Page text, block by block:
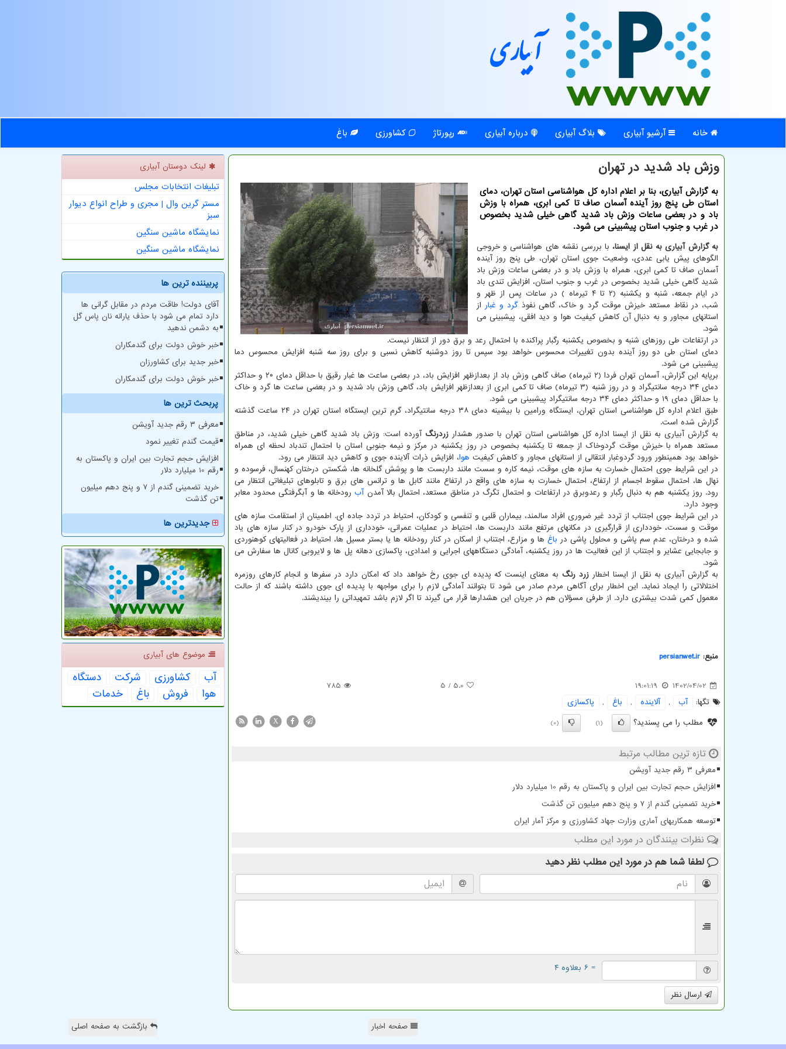
آبیاری
خانه آرشیو آبیاری بلاگ آبیاری درباره آبیاری رپورتاژ کشاورزی باغ
وزش باد شدید در تهران
به گزارش آبیاری، بنا بر اعلام اداره کل هواشناسی استان تهران، دمای
استان طی پنج روز آینده آسمان صاف تا کمی ابری، همراه با وزش
باد و در بعضی ساعات وزش باد شدید گاهی خیلی شدید بخصوص
در غرب و جنوب استان پیشبینی می شود.
به گزارش آبیاری به نقل از ایسنا، با بررسی نقشه های هواشناسی و خروجی
الگوهای پیش یابی عددی، وضعیت جوی استان تهران، طی پنج روز آینده
آسمان صاف تا کمی ابری، همراه با وزش باد و در بعضی ساعات وزش باد
شدید گاهی خیلی شدید بخصوص در غرب و جنوب استان، افزایش تندی باد
در ایام جمعه، شنبه و یکشنبه (۲ تا ۴ تیرماه ) در ساعات پس از ظهر و
شب، در نقاط مستعد خیزش موقت گرد و خاک، گاهی نفوذگرد و غبار از
استانهای مجاور و به دنبال آن کاهش کیفیت هوا و دید افقی، پیشبینی می
شود.
در ارتفاعات طی روزهای شنبه و بخصوص یکشنبه رگبار پراکنده با احتمال رعد و برق دور از انتظار نیست.
دمای استان طی دو روز آینده بدون تغییرات محسوس خواهد بود سپس تا روز دوشنبه کاهش نسبی و برای روز سه شنبه افزایش محسوس دما
پیشبینی می شود.
برپایه این گزارش، آسمان تهران فردا (۲ تیرماه) صاف گاهی وزش باد از بعدازظهر افزایش باد، در بعضی ساعت ها غبار رقیق با حداقل دمای ۲۰ و حداکثر
دمای ۳۴ درجه سانتیگراد و در روز شنبه (۳ تیرماه) صاف تا کمی ابری از بعدازظهر افزایش باد، گاهی وزش باد شدید و در بعضی ساعت ها گرد و خاک
با حداقل دمای ۱۹ و حداکثر دمای ۳۴ درجه سانتیگراد پیشبینی می شود.
طبق اعلام اداره کل هواشناسی استان تهران، ایستگاه ورامین با بیشینه دمای ۳۸ درجه سانتیگراد، گرم ترین ایستگاه استان تهران در ۲۴ ساعت گذشته
گزارش شده است.
به گزارش آبیاری به نقل از ایسنا اداره کل هواشناسی استان تهران با صدور هشدار زردرنگ آورده است: وزش باد شدید گاهی خیلی شدید، در مناطق
مستعد همراه با خیزش موقت گردوخاک از جمعه تا یکشنبه بخصوص در روز یکشنبه در مرکز و نیمه جنوبی استان با احتمال تندباد لحظه ای همراه
خواهد بود همینطور ورود گردوغبار انتقالی از استانهای مجاور و کاهش کیفیت هوا، افزایش ذرات آلاینده جوی و کاهش دید انتظار می رود.
در این شرایط جوی احتمال خسارت به سازه های موقت، نیمه کاره و سست مانند داربست ها و پوشش گلخانه ها، شکستن درختان کهنسال، فرسوده و
نهال ها، احتمال سقوط اجسام از ارتفاع، احتمال خسارت به سازه های واقع در ارتفاع مانند کابل ها و ترانس های برق و تابلوهای تبلیغاتی انتظار می
رود. روز یکشنبه هم به دنبال رگبار و رعدوبرق در ارتفاعات و احتمال تگرگ در مناطق مستعد، احتمال بالا آمدنآب رودخانه ها و آبگرفتگی محدود معابر
وجود دارد.
در این شرایط جوی اجتناب از تردد غیر ضروری افراد سالمند، بیماران قلبی و تنفسی و کودکان، احتیاط در تردد جاده ای. اطمینان از استقامت سازه های
موقت و سست، خودداری از قرارگیری در مکانهای مرتفع مانند داربست ها، احتیاط در عملیات عمرانی، خودداری از پارک خودرو در کنار سازه های یاد
شده و درختان، عدم سم پاشی و محلول پاشی در باغ ها و مزارع، اجتناب از اسکان در کنار رودخانه ها یا بستر مسیل ها، احتیاط در فعالیتهای کوهنوردی
و جابجایی عشایر و اجتناب از این فعالیت ها در روز یکشنبه، آمادگی دستگاههای اجرایی و امدادی، پاکسازی دهانه پل ها و لایروبی کانال ها سفارش می
شود.
به گزارش آبیاری به نقل از ایسنا اخطار زرد رنگبه معنای اینست که پدیده ای جوی رخ خواهد داد که امکان دارد در سفرها و انجام کارهای روزمره
اختلالاتی را ایجاد نماید. این اخطار برای آگاهی مردم صادر می شود تا بتوانند آمادگی لازم را برای مواجهه با پدیده ای جوی داشته باشند که از حالت
معمول کمی شدت بیشتری دارد. از طرفی مسؤلان هم در جریان این هشدارها قرار می گیرند تا اگر لازم باشد تمهیداتی را بیندیشند.
منبع: persianwet.ir
1402/04/02
19:01:19
5.0
/ 5
785
تگها:
آب , آلاینده , باغ ,
پاكسازی
مطلب را می پسندید؟
(1)
(0)
X
تازه ترین مطالب مرتبط
معرفی ۳ رقم جدید آویشن
افزایش حجم تجارت بین ایران و پاکستان به رقم 10 میلیارد دلار
خرید تضمینی گندم از ۷ و پنج دهم میلیون تن گذشت
توسعه همکاریهای آماری وزارت جهاد کشاورزی و مرکز آمار ایران
نظرات بینندگان در مورد این مطلب
لطفا شما هم در مورد این مطلب نظر دهید
= ۶ بعلاوه ۴
ارسال نظر
لینک دوستان آبیاری
تبلیغات انتخابات مجلس
مستر گرین وال | مجری و طراح انواع دیوار
سبز
نمایشگاه ماشین سنگین
نمایشگاه ماشین سنگین
پربیننده ترین ها
آقای دولت! طاقت مردم در مقابل گرانی ها
دارد تمام می شود با حذف یارانه نان پاس گل
به دشمن ندهید
خبر خوش دولت برای گندمکاران
خبر جدید برای کشاورزان
خبر خوش دولت برای گندمکاران
پربحث ترین ها
معرفی ۳ رقم جدید آویشن
قیمت گندم تغییر نمود
افزایش حجم تجارت بین ایران و پاکستان به
رقم 10 میلیارد دلار
خرید تضمینی گندم از ۷ و پنج دهم میلیون
تن گذشت
جدیدترین ها
موضوع های آبیاری
آب كشاورزی شركت
دستگاه
هوا
فروش باغ خدمات
صفحه اخبار بازگشت به صفحه اصلی